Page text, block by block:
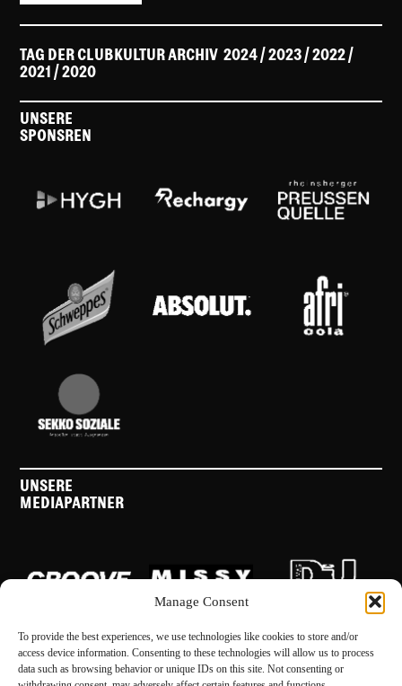
Manage Consent
To provide the best experiences, we use technologies like cookies to store and/or
access device information. Consenting to these technologies will allow us to process
data such as browsing behavior or unique IDs on this site. Not consenting or
TAG DER CLUBKULTUR ARCHIV2024/ 2023/2022/
2021 /2020
UNSERE
SPONSREN
UNSERE
MEDIAPARTNER